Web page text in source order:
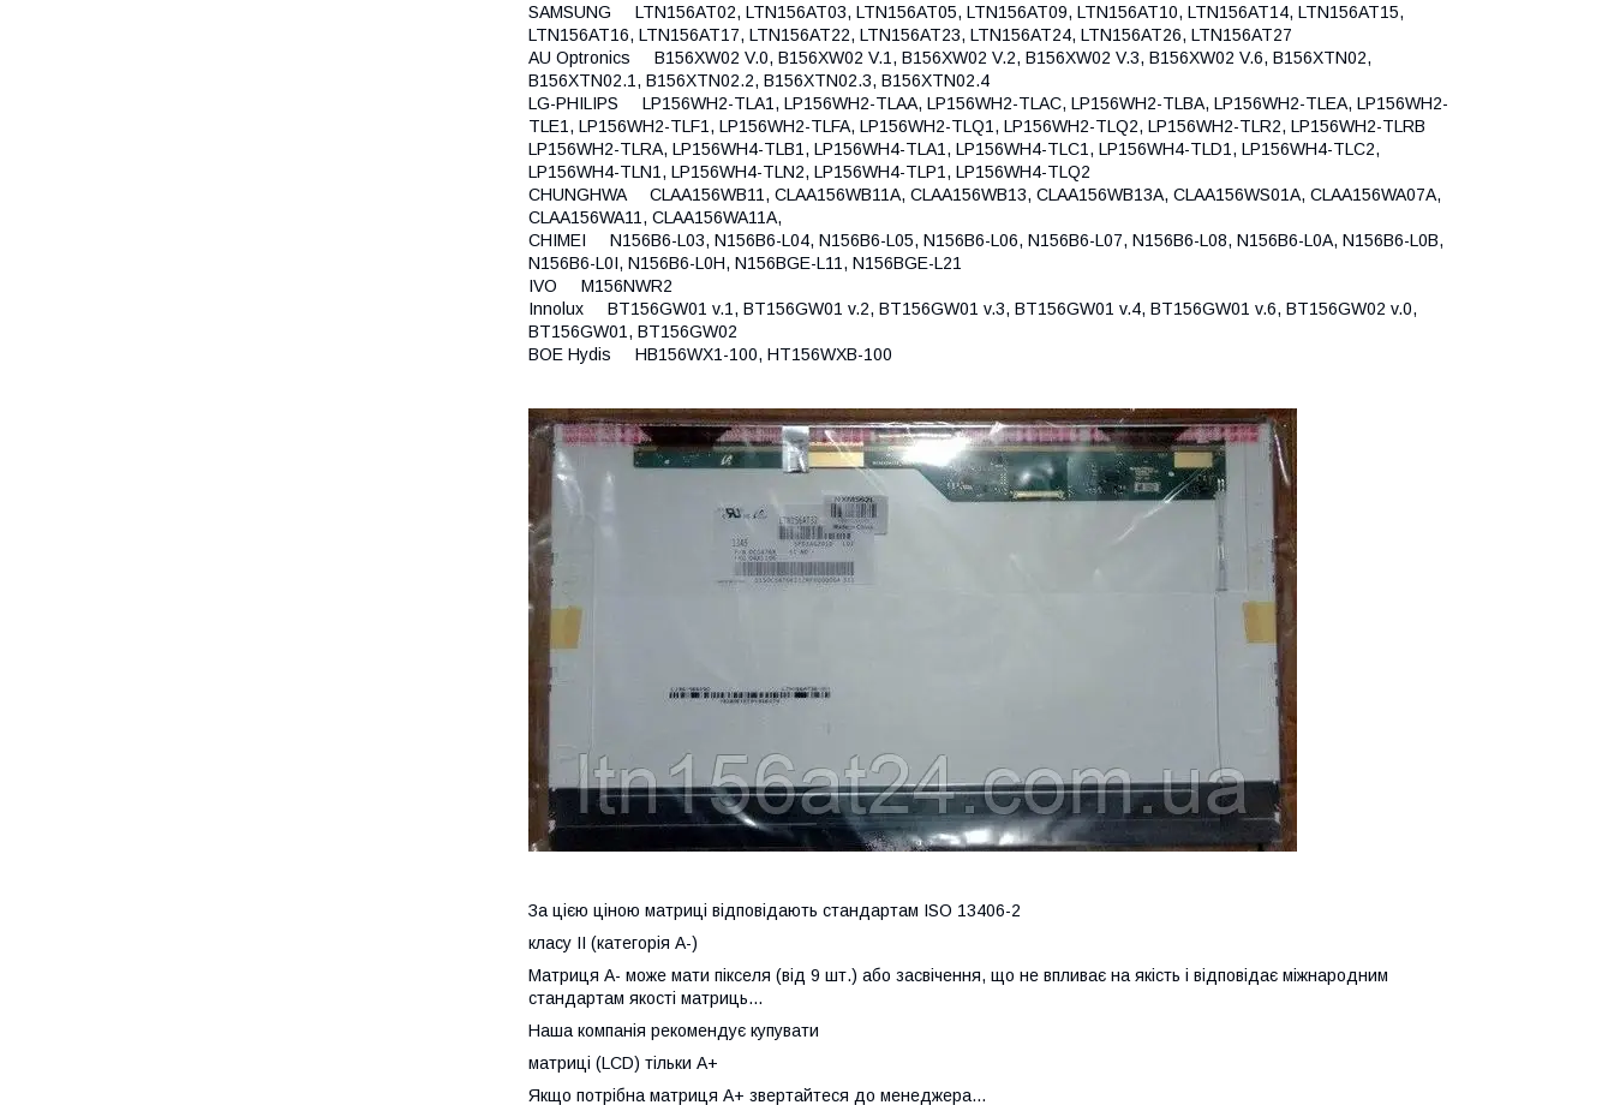
SAMSUNG LTN156AT02, LTN156AT03, LTN156AT05, LTN156AT09, LTN156AT10, LTN156AT14, LTN156AT15,
LTN156AT16, LTN156AT17, LTN156AT22, LTN156AT23, LTN156AT24, LTN156AT26, LTN156AT27
AU Optronics B156XW02 V.0, B156XW02 V.1, B156XW02 V.2, B156XW02 V.3, B156XW02 V.6, B156XTN02,
B156XTN02.1, B156XTN02.2, B156XTN02.3, B156XTN02.4
LG-PHILIPS LP156WH2-TLA1, LP156WH2-TLAA, LP156WH2-TLAC, LP156WH2-TLBA, LP156WH2-TLEA, LP156WH2-
TLE1, LP156WH2-TLF1, LP156WH2-TLFA, LP156WH2-TLQ1, LP156WH2-TLQ2, LP156WH2-TLR2, LP156WH2-TLRB
LP156WH2-TLRA, LP156WH4-TLB1, LP156WH4-TLA1, LP156WH4-TLC1, LP156WH4-TLD1, LP156WH4-TLC2,
LP156WH4-TLN1, LP156WH4-TLN2, LP156WH4-TLP1, LP156WH4-TLQ2
CHUNGHWA CLAA156WB11, CLAA156WB11A, CLAA156WB13, CLAA156WB13A, CLAA156WS01A, CLAA156WA07A,
CLAA156WA11, CLAA156WA11A,
CHIMEI N156B6-L03, N156B6-L04, N156B6-L05, N156B6-L06, N156B6-L07, N156B6-L08, N156B6-L0A, N156B6-L0B,
N156B6-L0I, N156B6-L0H, N156BGE-L11, N156BGE-L21
IVO M156NWR2
Innolux BT156GW01 v.1, BT156GW01 v.2, BT156GW01 v.3, BT156GW01 v.4, BT156GW01 v.6, BT156GW02 v.0,
BT156GW01, BT156GW02
BOE Hydis HB156WX1-100, HT156WXB-100
За цією ціною матриці відповідають стандартам ISO 13406-2
класу II (категорія А-)
Матриця А- може мати пікселя (від 9 шт.) або засвічення, що не впливає на якість і відповідає міжнародним
стандартам якості матриць...
Наша компанія рекомендує купувати
матриці (LCD) тільки А+
Якщо потрібна матриця А+ звертайтеся до менеджера...